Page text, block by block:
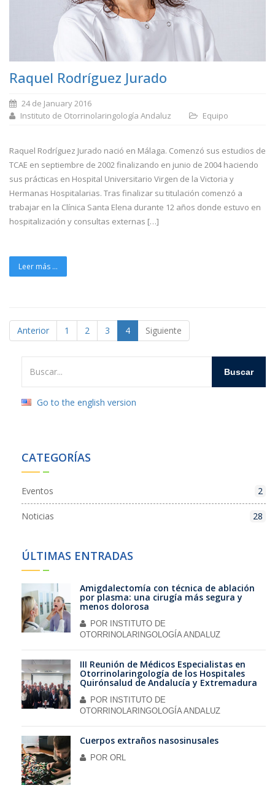
Raquel Rodríguez Jurado
24 de January 2016
Instituto de Otorrinolaringología Andaluz
Equipo
Raquel Rodríguez Jurado nació en Málaga. Comenzó sus estudios de
TCAE en septiembre de 2002 finalizando en junio de 2004 haciendo
sus prácticas en Hospital Universitario Virgen de la Victoria y
Hermanas Hospitalarias. Tras finalizar su titulación comenzó a
trabajar en la Clínica Santa Elena durante 12 años donde estuvo en
hospitalización y consultas externas […]
Leer más ...
Anterior 1 2 3 4 Siguiente
Go to the english version
CATEGORÍAS
Eventos 2
Noticias 28
ÚLTIMAS ENTRADAS
Amigdalectomía con técnica de ablación
por plasma: una cirugía más segura y
menos dolorosa
POR
INSTITUTO DE
OTORRINOLARINGOLOGÍA ANDALUZ
III Reunión de Médicos Especialistas en
Otorrinolaringología de los Hospitales
Quirónsalud de Andalucía y Extremadura
POR
INSTITUTO DE
OTORRINOLARINGOLOGÍA ANDALUZ
Cuerpos extraños nasosinusales
POR ORL